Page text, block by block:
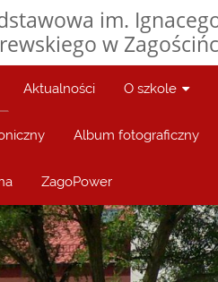
im.
w
Aktualności O szkole
Album fotograficzny
ZagoPower